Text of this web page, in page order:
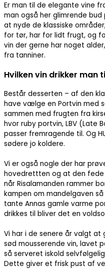
Er man til de elegante vine
man også her glimrende
at nyde de klassiske
for tør, har for lidt frugt, og
vin der gerne har noget
fra tanniner.
Hvilken vin drikker man
Består desserten – af den
have vælge en Portvin med
sammen med frugten fra
hvor ruby portvin, LBV (Late
passer fremragende til. Og
sødere jo koldere.
Vi er også nogle der har
hovedrettten og at den fede
når Risalamanden rammer
kampen om mandelgaven
tante Annas gamle varme
drikkes til bliver det en
Vi har i de senere år valgt at
sød mousserende vin, lavet
så serveret iskold
Dette giver et frisk pust af